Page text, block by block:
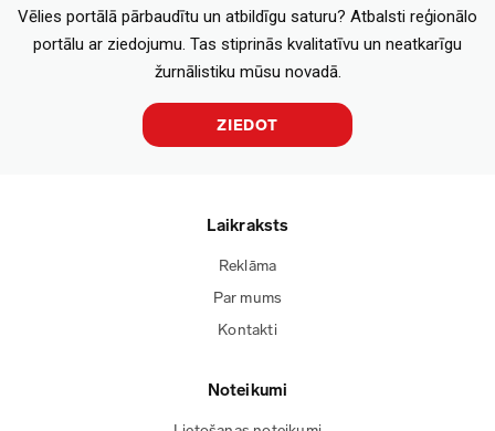
Vēlies portālā pārbaudītu un atbildīgu saturu? Atbalsti reģionālo
portālu ar ziedojumu. Tas stiprinās kvalitatīvu un neatkarīgu
žurnālistiku mūsu novadā.
ZIEDOT
Laikraksts
Reklāma
Par mums
Kontakti
Noteikumi